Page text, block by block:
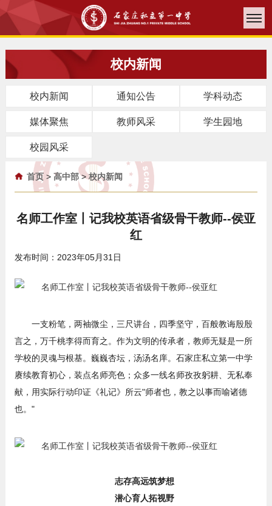
校内新闻
校内新闻 通知公告 学科动态
媒体聚焦 教师风采 学生园地
校园风采
首页> 高中部>校内新闻
名师工作室丨记我校英语省级骨干教师--侯亚
红
发布时间：2023年05月31日
一支粉笔，两袖微尘，三尺讲台，四季坚守，百般教诲殷殷
言之，万千桃李得而育之。作为文明的传承者，教师无疑是一所
学校的灵魂与根基。巍巍杏坛，汤汤名庠。石家庄私立第一中学
赓续教育初心，装点名师亮色；众多一线名师孜孜躬耕、无私奉
献，用实际行动印证《礼记》所云"师者也，教之以事而喻诸德
也。"
志存高远筑梦想
潜心育人拓视野